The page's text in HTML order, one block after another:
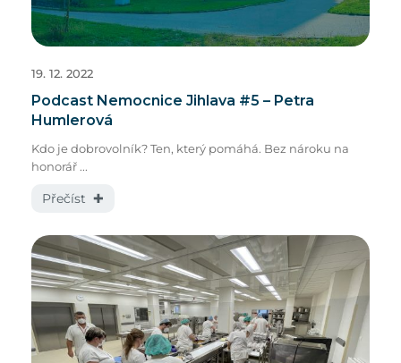
Podcast Nemocnice Jihlava #5 – Petra
Humlerová
Kdo je dobrovolník? Ten, který pomáhá. Bez nároku na
honorář ...
Přečíst ✚
19. 12. 2022